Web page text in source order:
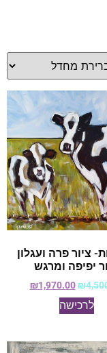
ציור פרה ועגלון
יפיפה ומרגש
₪
₪1,970.00
לרכישה